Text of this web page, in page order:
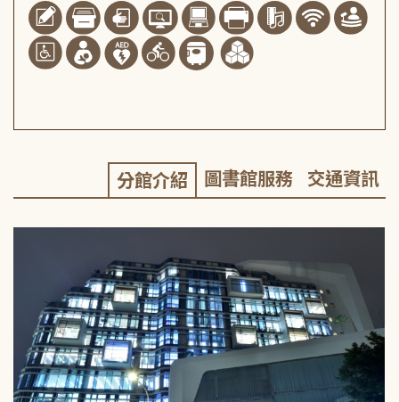
分館介紹 圖書館服務 交通資訊